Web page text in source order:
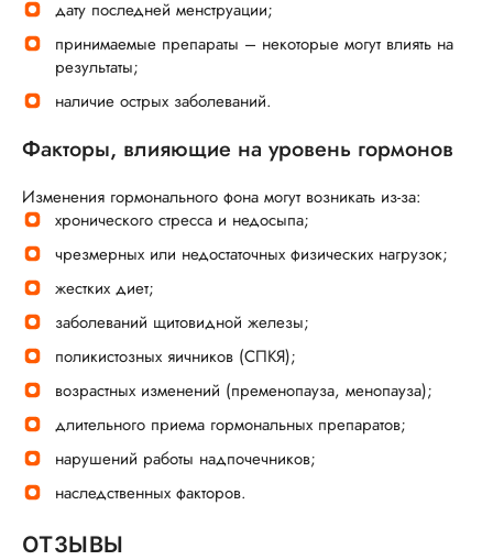
дату последней менструации;
принимаемые препараты – некоторые могут влиять на
результаты;
наличие острых заболеваний.
Факторы, влияющие на уровень гормонов
Изменения гормонального фона могут возникать из-за:
хронического стресса и недосыпа;
чрезмерных или недостаточных физических нагрузок;
жестких диет;
заболеваний щитовидной железы;
поликистозных яичников (СПКЯ);
возрастных изменений (пременопауза, менопауза);
длительного приема гормональных препаратов;
нарушений работы надпочечников;
наследственных факторов.
ОТЗЫВЫ